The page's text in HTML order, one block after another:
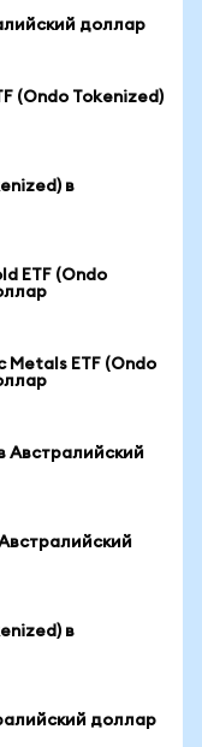
доллар
(Ondo Tokenized)
в
ETF (Ondo
Metals ETF (Ondo
Австралийский
в
доллар